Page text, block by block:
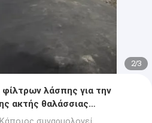
2/3
λάσπης για την
ακτής θαλάσσιας